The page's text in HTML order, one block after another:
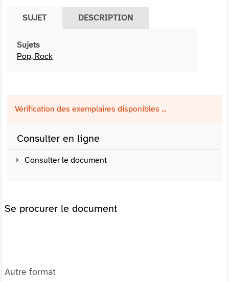
SUJET DESCRIPTION
Sujets
Pop, Rock
Vérification des exemplaires disponibles ...
Consulter en ligne
Consulter le document
Se procurer le document
Autre format